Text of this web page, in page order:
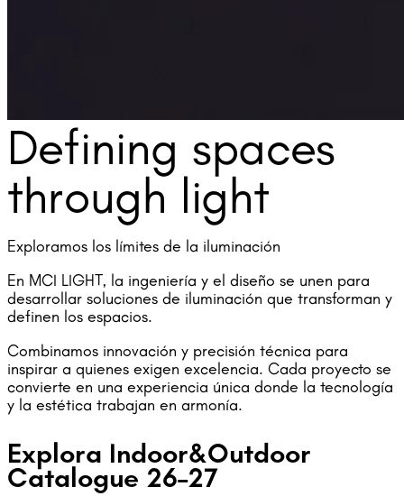
Defining spaces
through light
Exploramos los límites de la iluminación
En MCI LIGHT, la ingeniería y el diseño se unen para
desarrollar soluciones de iluminación que transforman y
definen los espacios.
Combinamos innovación y precisión técnica para
inspirar a quienes exigen excelencia. Cada proyecto se
convierte en una experiencia única donde la tecnología
y la estética trabajan en armonía.
Explora Indoor&Outdoor
Catalogue 26–27